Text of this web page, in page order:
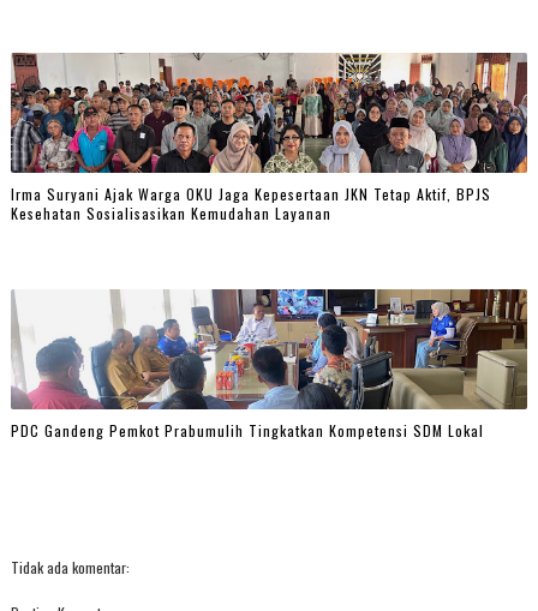
Irma Suryani Ajak Warga OKU Jaga Kepesertaan JKN Tetap Aktif, BPJS
Kesehatan Sosialisasikan Kemudahan Layanan
PDC Gandeng Pemkot Prabumulih Tingkatkan Kompetensi SDM Lokal
Tidak ada komentar: